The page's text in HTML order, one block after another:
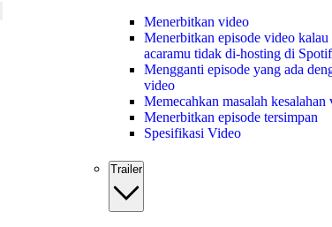
Menerbitkan video
Menerbitkan episode video kalau
acaramu tidak di-hosting di
Mengganti episode yang ada
video
Memecahkan masalah kesalahan
Menerbitkan episode tersimpan
Spesifikasi Video
Trailer